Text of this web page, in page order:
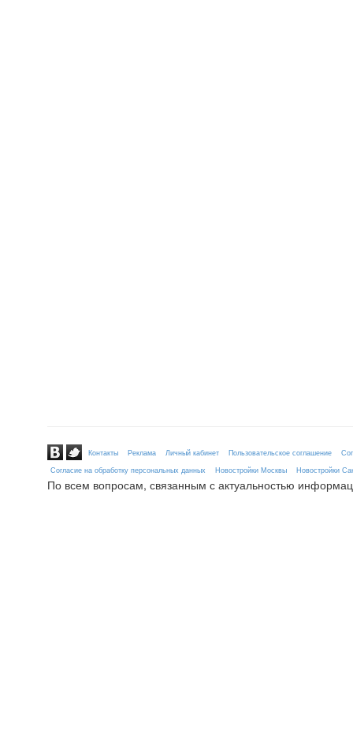
Контакты Реклама Личный кабинет Пользовательское соглашение
Согласие на обработку персональных данных
Новостройки Москвы Новостройки
По всем вопросам, связанным с актуальностью